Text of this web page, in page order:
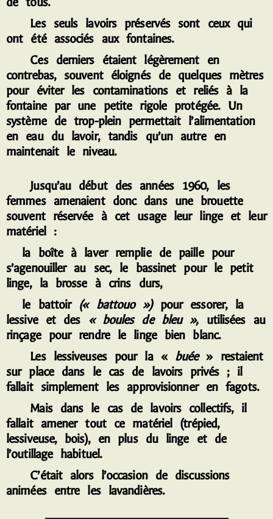
Les seuls lavoirs préservés sont ceux qui
ont été associés aux fontaines.
Ces derniers étaient légèrement en
contrebas, souvent éloignés de quelques mètres
pour éviter les contaminations et reliés à la
fontaine par une petite rigole protégée. Un
système de trop-plein permettait l’alimentation
en eau du lavoir, tandis qu’un autre en
maintenait le niveau.
Jusqu’au début des années 1960, les
femmes amenaient donc dans une brouette
souvent réservée à cet usage leur linge et leur
matériel :
la boîte à laver remplie de paille pour
s’agenouiller au sec, le bassinet pour le petit
linge, la brosse à crins durs,
le battoir (« battouo »)pour essorer, la
lessive et des
« boules de bleu »,utilisées au
rinçage pour rendre le linge bien blanc.
Les lessiveuses pour la « buée» restaient
sur place dans le cas de lavoirs privés ; il
fallait simplement les approvisionner en fagots.
Mais dans le cas de lavoirs collectifs, il
fallait amener tout ce matériel (trépied,
lessiveuse, bois), en plus du linge et de
l’outillage habituel.
C’était alors l’occasion de discussions
animées entre les lavandières.